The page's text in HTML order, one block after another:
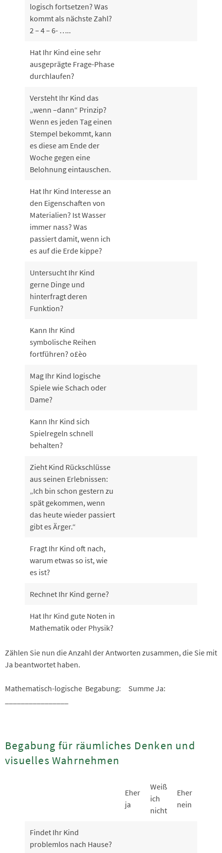
logisch fortsetzen? Was
kommt als nächste Zahl?
2 – 4 – 6- …..
Hat Ihr Kind eine sehr
ausgeprägte Frage-Phase
durchlaufen?
Versteht Ihr Kind das
„wenn –dann“ Prinzip?
Wenn es jeden Tag einen
Stempel bekommt, kann
es diese am Ende der
Woche gegen eine
Belohnung eintauschen.
Hat Ihr Kind Interesse an
den Eigenschaften von
Materialien? Ist Wasser
immer nass? Was
passiert damit, wenn ich
es auf die Erde kippe?
Untersucht Ihr Kind
gerne Dinge und
hinterfragt deren
Funktion?
Kann Ihr Kind
symbolische Reihen
fortführen? o£èo
Mag Ihr Kind logische
Spiele wie Schach oder
Dame?
Kann Ihr Kind sich
Spielregeln schnell
behalten?
Zieht Kind Rückschlüsse
aus seinen Erlebnissen:
„Ich bin schon gestern zu
spät gekommen, wenn
das heute wieder passiert
gibt es Ärger.“
Fragt Ihr Kind oft nach,
warum etwas so ist, wie
es ist?
Rechnet Ihr Kind gerne?
Hat Ihr Kind gute Noten in
Mathematik oder Physik?
Zählen Sie nun die Anzahl der Antworten zusammen, die Sie mit
Ja beantwortet haben.
Mathematisch-logische Begabung: Summe Ja:
Begabung für räumliches Denken und
visuelles Wahrnehmen
Eher
ja
Weiß
ich
nicht
Eher
nein
Findet Ihr Kind
problemlos nach Hause?